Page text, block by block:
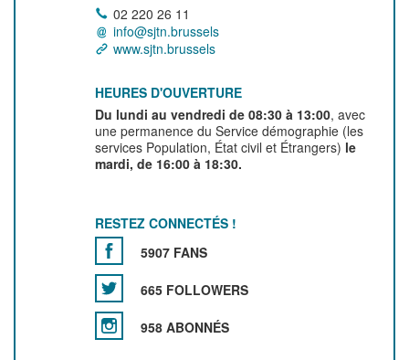
02 220 26 11
info@sjtn.brussels
www.sjtn.brussels
HEURES D'OUVERTURE
Du lundi au vendredi de 08:30 à 13:00, avec
une permanence du Service démographie (les
services Population, État civil et Étrangers) le
mardi, de 16:00 à 18:30.
RESTEZ CONNECTÉS !
5907 FANS
665 FOLLOWERS
958 ABONNÉS